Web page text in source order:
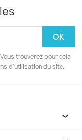
trouverez pour cela
d'utilisation du site.
